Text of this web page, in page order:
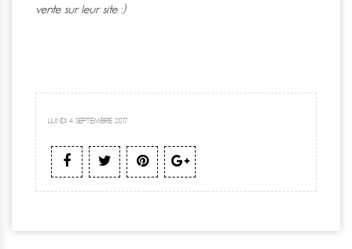
vente sur leur site :)
LUNDI 4 SEPTEMBRE 2017